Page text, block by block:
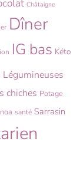
Châtaigne
Dîner
IG bas Kéto
Légumineuses
chiches Potage
santé Sarrasin